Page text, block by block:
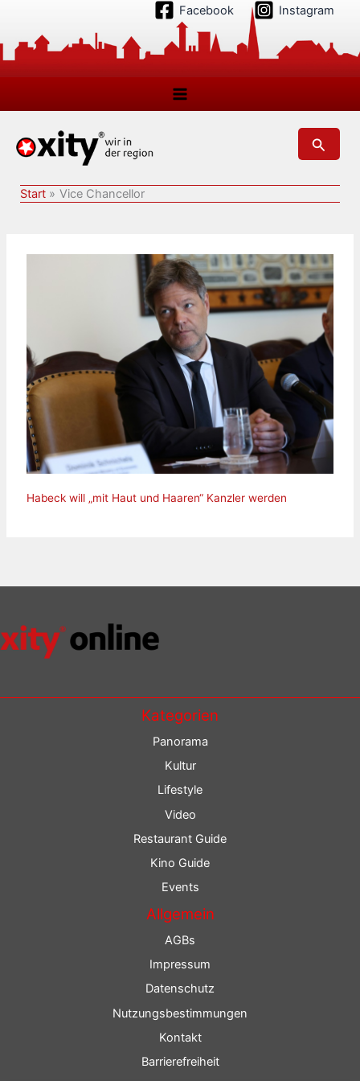
springen
Facebook Instagram
Suchen
Start Vice Chancellor
Habeck will „mit Haut und Haaren“ Kanzler werden
Kategorien
Panorama
Kultur
Lifestyle
Video
Restaurant Guide
Kino Guide
Events
Allgemein
AGBs
Impressum
Datenschutz
Nutzungsbestimmungen
Kontakt
Barrierefreiheit